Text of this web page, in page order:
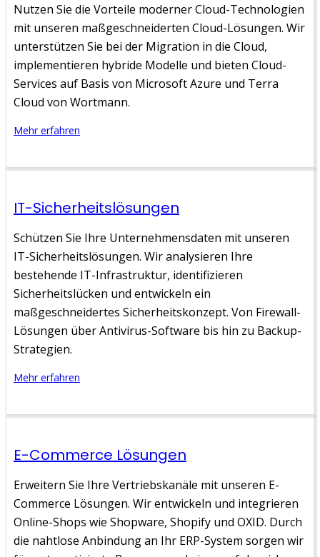
Nutzen Sie die Vorteile moderner Cloud-Technologien
mit unseren maßgeschneiderten Cloud-Lösungen. Wir
unterstützen Sie bei der Migration in die Cloud,
implementieren hybride Modelle und bieten Cloud-
Services auf Basis von Microsoft Azure und Terra
Cloud von Wortmann.
Mehr erfahren
IT-Sicherheitslösungen
Schützen Sie Ihre Unternehmensdaten mit unseren
IT-Sicherheitslösungen. Wir analysieren Ihre
bestehende IT-Infrastruktur, identifizieren
Sicherheitslücken und entwickeln ein
maßgeschneidertes Sicherheitskonzept. Von Firewall-
Lösungen über Antivirus-Software bis hin zu Backup-
Strategien.
Mehr erfahren
E-Commerce Lösungen
Erweitern Sie Ihre Vertriebskanäle mit unseren E-
Commerce Lösungen. Wir entwickeln und integrieren
Online-Shops wie Shopware, Shopify und OXID. Durch
die nahtlose Anbindung an Ihr ERP-System sorgen wir